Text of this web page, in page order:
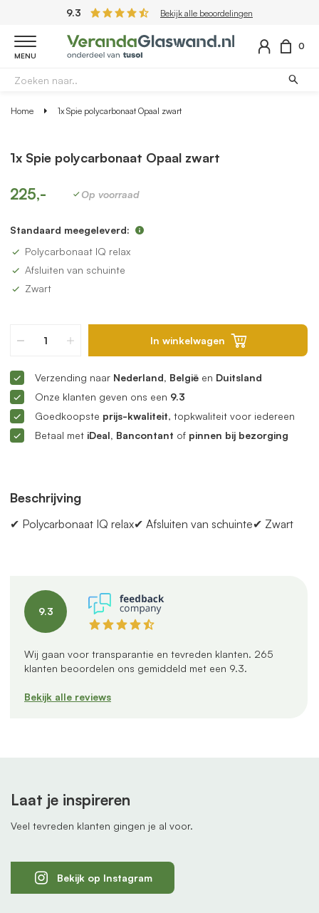
9.3 Bekijk alle beoordelingen
MENU
0
Home 1x Spie polycarbonaat Opaal zwart
Beschrijving
✔︎ Polycarbonaat IQ relax✔︎ Afsluiten van schuinte✔︎ Zwart
9.3
Wij gaan voor transparantie en tevreden klanten. 265
klanten beoordelen ons gemiddeld met een 9.3.
Bekijk alle reviews
1x Spie polycarbonaat Opaal zwart
225,- Op voorraad
Standaard meegeleverd:
Polycarbonaat IQ relax
Afsluiten van schuinte
Zwart
In winkelwagen
Verzending naar Nederland, België en Duitsland
Onze klanten geven ons een 9.3
Goedkoopste prijs-kwaliteit, topkwaliteit voor iedereen
Betaal met iDeal, Bancontant of pinnen bij bezorging
Laat je inspireren
Veel tevreden klanten gingen je al voor.
Bekijk op Instagram